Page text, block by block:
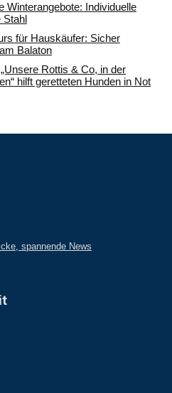
Winterangebote: Individuelle
Stahl
für Hauskäufer: Sicher
Balaton
Rottis & Co, in der
hilft geretteten Hunden in Not
spannende News